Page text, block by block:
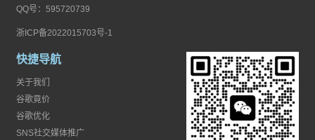
QQ号：595720739
浙ICP备2022015703号-1
快捷导航
关于我们
谷歌竟价
谷歌优化
SNS社交媒体推广